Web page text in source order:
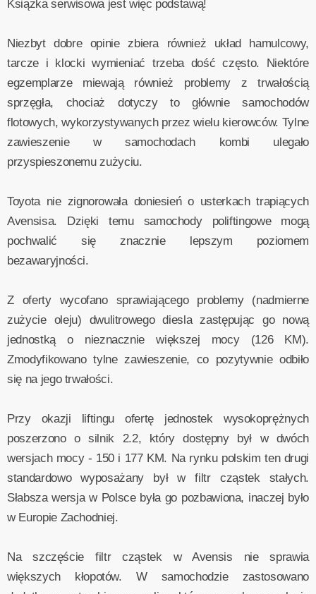
Książka serwisowa jest więc podstawą!
Niezbyt dobre opinie zbiera również układ hamulcowy,
tarcze i klocki wymieniać trzeba dość często. Niektóre
egzemplarze miewają również problemy z trwałością
sprzęgła, chociaż dotyczy to głównie samochodów
flotowych, wykorzystywanych przez wielu kierowców. Tylne
zawieszenie w samochodach kombi ulegało
przyspieszonemu zużyciu.
Toyota nie zignorowała doniesień o usterkach trapiących
Avensisa. Dzięki temu samochody poliftingowe mogą
pochwalić się znacznie lepszym poziomem
bezawaryjności.
Z oferty wycofano sprawiającego problemy (nadmierne
zużycie oleju) dwulitrowego diesla zastępując go nową
jednostką o nieznacznie większej mocy (126 KM).
Zmodyfikowano tylne zawieszenie, co pozytywnie odbiło
się na jego trwałości.
Przy okazji liftingu ofertę jednostek wysokoprężnych
poszerzono o silnik 2.2, który dostępny był w dwóch
wersjach mocy - 150 i 177 KM. Na rynku polskim ten drugi
standardowo wyposażany był w filtr cząstek stałych.
Słabsza wersja w Polsce była go pozbawiona, inaczej było
w Europie Zachodniej.
Na szczęście filtr cząstek w Avensis nie sprawia
większych kłopotów. W samochodzie zastosowano